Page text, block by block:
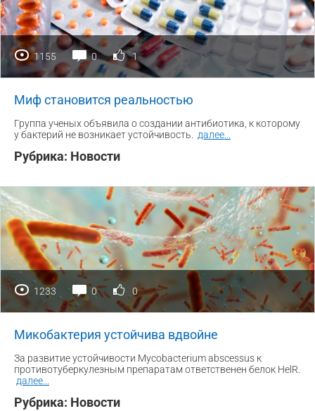
1155 0 1
Миф становится реальностью
Группа ученых объявила о создании антибиотика, к которому
у бактерий не возникает устойчивость.
далее
Рубрика: Новости
1233 0 0
Микобактерия устойчива вдвойне
За развитие устойчивости Mycobacterium abscessus к
противотуберкулезным препаратам ответственен белок HelR.
далее
Рубрика: Новости